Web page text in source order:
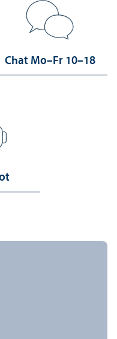
Chat Mo–Fr 10–18